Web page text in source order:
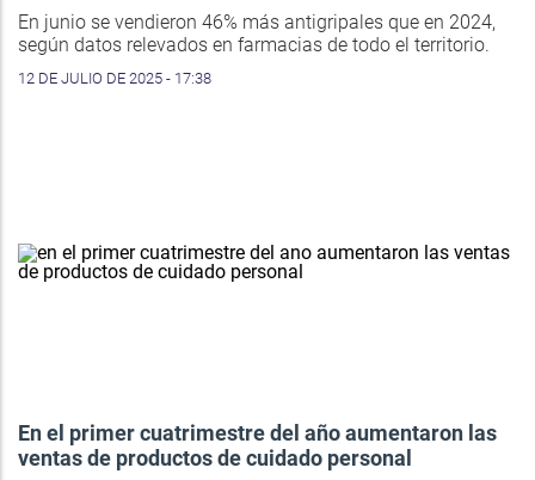
En junio se vendieron 46% más antigripales que en 2024,
según datos relevados en farmacias de todo el territorio.
12 DE JULIO DE 2025 - 17:38
En el primer cuatrimestre del año aumentaron las
ventas de productos de cuidado personal